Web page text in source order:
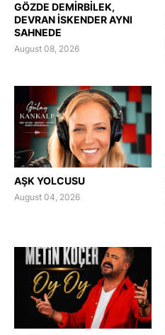
GÖZDE DEMİRBİLEK,
DEVRAN İSKENDER AYNI
SAHNEDE
August 08, 2026
AŞK YOLCUSU
August 04, 2026